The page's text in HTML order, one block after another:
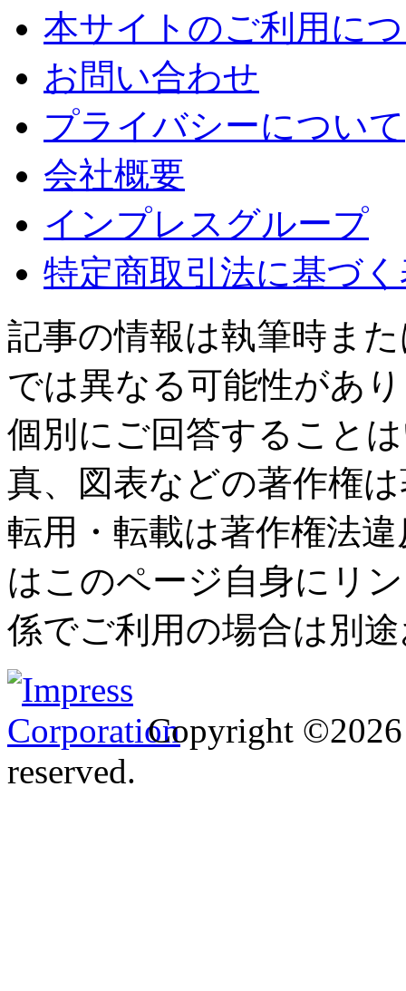
本サイトのご利用に
お問い合わせ
プライバシーについて
会社概要
インプレスグループ
特定商取引法に基づ
記事の情報は執筆時ま
では異なる可能性があ
個別にご回答すること
真、図表などの著作権
転用・転載は著作権法
はこのページ自身にリ
係でご利用の場合は別
Copyright
reserved.